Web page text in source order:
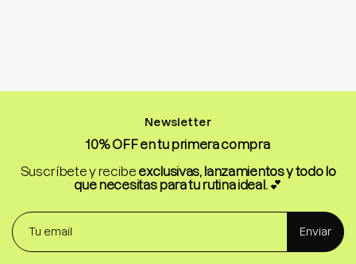
Newsletter
10% OFF en tu primera compra
Suscríbete y recibeexclusivas, lanzamientos y todo lo
que necesitas para tu rutina ideal.💕
Enviar